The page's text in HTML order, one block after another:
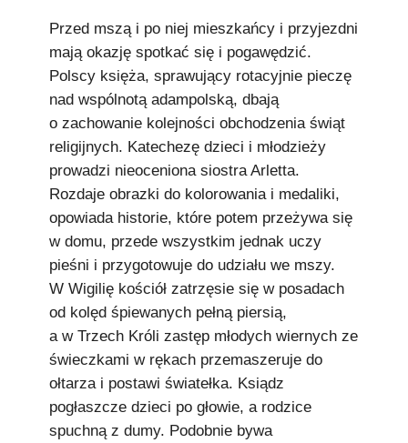
Przed mszą i po niej mieszkańcy i przyjezdni
mają okazję spotkać się i pogawędzić.
Polscy księża, sprawujący rotacyjnie pieczę
nad wspólnotą adampolską, dbają
o zachowanie kolejności obchodzenia świąt
religijnych. Katechezę dzieci i młodzieży
prowadzi nieoceniona siostra Arletta.
Rozdaje obrazki do kolorowania i medaliki,
opowiada historie, które potem przeżywa się
w domu, przede wszystkim jednak uczy
pieśni i przygotowuje do udziału we mszy.
W Wigilię kościół zatrzęsie się w posadach
od kolęd śpiewanych pełną piersią,
a w Trzech Króli zastęp młodych wiernych ze
świeczkami w rękach przemaszeruje do
ołtarza i postawi światełka. Ksiądz
pogłaszcze dzieci po głowie, a rodzice
spuchną z dumy. Podobnie bywa